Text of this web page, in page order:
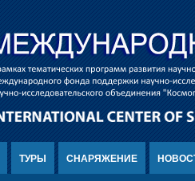
ТУРЫ СНАРЯЖЕНИЕ